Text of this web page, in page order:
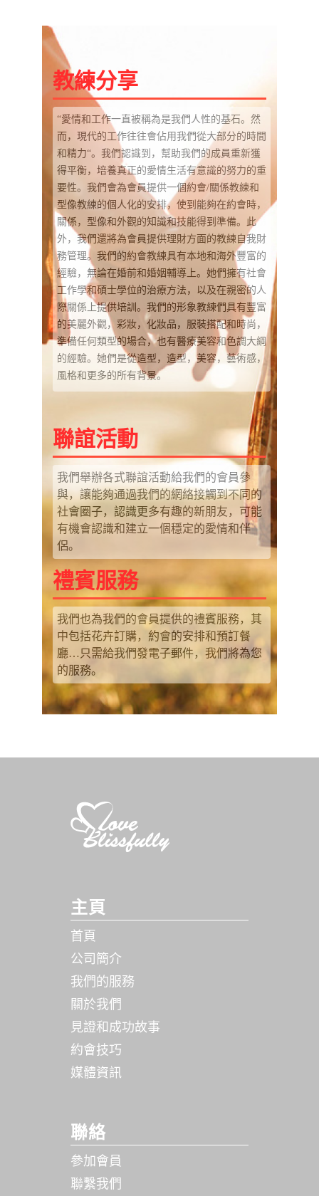
教練分享
“愛情和工作一直被稱為是我們人性的基石。然
而，現代的工作往往會佔用我們從大部分的時間
和精力“。我們認識到，幫助我們的成員重新獲
得平衡，培養真正的愛情生活有意識的努力的重
要性。我們會為會員提供一個約會/關係教練和
型像教練的個人化的安排，使到能夠在約會時，
關係，型像和外觀的知識和技能得到準備。此
外，我們還將為會員提供理財方面的教練自我財
務管理。我們的約會教練具有本地和海外豐富的
經驗，無論在婚前和婚姻輔導上。她們擁有社會
工作學和碩士學位的治療方法，以及在親密的人
際關係上提供培訓。我們的形象教練們具有豐富
的美麗外觀，彩妝，化妝品，服裝搭配和時尚，
準備任何類型的場合，也有醫療美容和色調大綱
的經驗。她們是從造型，造型，美容，藝術感，
風格和更多的所有背景。
聯誼活動
我們舉辦各式聯誼活動給我們的會員參
與，讓能夠通過我們的網絡接觸到不同的
社會圈子，認識更多有趣的新朋友，可能
有機會認識和建立一個穩定的愛情和伴
侶。
禮賓服務
我們也為我們的會員提供的禮賓服務，其
中包括花卉訂購，約會的安排和預訂餐
廳…只需給我們發電子郵件，我們將為您
的服務。
主頁
首頁
公司簡介
我們的服務
關於我們
見證和成功故事
約會技巧
媒體資訊
聯絡
參加會員
聯繫我們